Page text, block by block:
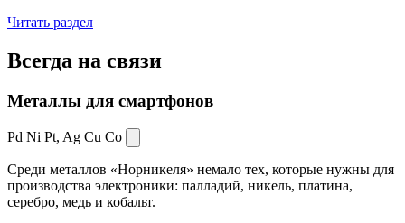
Читать раздел
Всегда на связи
Металлы для смартфонов
Pd Ni Pt, Ag Cu Co
Среди металлов «Норникеля» немало тех, которые нужны для
производства электроники: палладий, никель, платина,
серебро, медь и кобальт.